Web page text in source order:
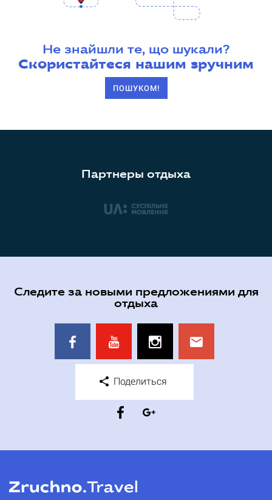
Не знайшли те, що шукали?
Скористайтеся нашим зручним
ПОШУКОМ!
Партнеры отдыха
Следите за новыми предложениями для
отдыха
Поделиться